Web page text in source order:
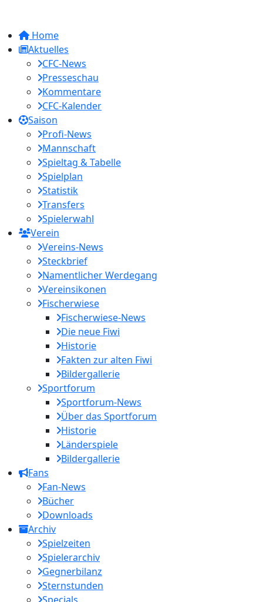
Home
Aktuelles
CFC-News
Presseschau
Kommentare
CFC-Kalender
Saison
Profi-News
Mannschaft
Spieltag & Tabelle
Spielplan
Statistik
Transfers
Spielerwahl
Verein
Vereins-News
Steckbrief
Namentlicher Werdegang
Vereinsikonen
Fischerwiese
Fischerwiese-News
Die neue Fiwi
Historie
Fakten zur alten Fiwi
Bildergallerie
Sportforum
Sportforum-News
Über das Sportforum
Historie
Länderspiele
Bildergallerie
Fans
Fan-News
Bücher
Downloads
Archiv
Spielzeiten
Spielerarchiv
Gegnerbilanz
Sternstunden